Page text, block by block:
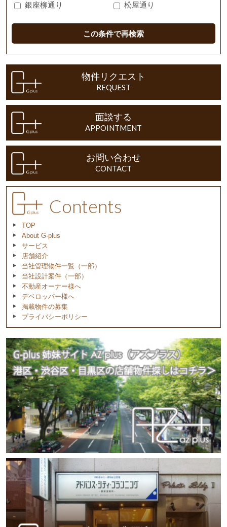
銀座柳通り
松屋通り
この条件で再検索
物件リクエスト
REQUEST
面談する
APPOINTMENT
お問い合わせ
CONTACT
Contents
TOP
About G-plus
サービス
店舗紹介
当社管理物件一覧（一部）
当社設計案件（一部）
不動産オーナー様へ
デベロッパー様へ
掲載物件の募集
プライバシーポリシー